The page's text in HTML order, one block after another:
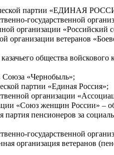
партии «ЕДИНАЯ
государственной
организации «Российский
организации ветеранов
общества войскового
Союза «Чернобыль»;
партии «Единая Россия»;
организации
«Союз женщин России» –
пенсионеров за
государственной
организация ветеранов